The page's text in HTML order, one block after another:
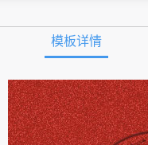
模板详情